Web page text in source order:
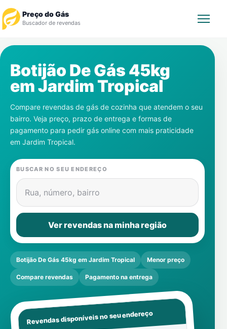
Preço do Gás
Buscador de revendas
Revendedor
Notícias
Cadastre-se
Gás
Contatos
Botijão De Gás 45kg
emJardim Tropical
Compare revendas de gás de cozinha que atendem o seu
bairro. Veja preço, prazo de entrega e formas de
pagamento para pedir gás online com mais praticidade
em Jardim Tropical.
BUSCAR NO SEU ENDEREÇO
Rua, número, bairro
Ver revendas na minha região
Botijão De Gás 45kg em Jardim Tropical Menor preço
Compare revendas Pagamento na entrega
Revendas disponíveis no seu endereço